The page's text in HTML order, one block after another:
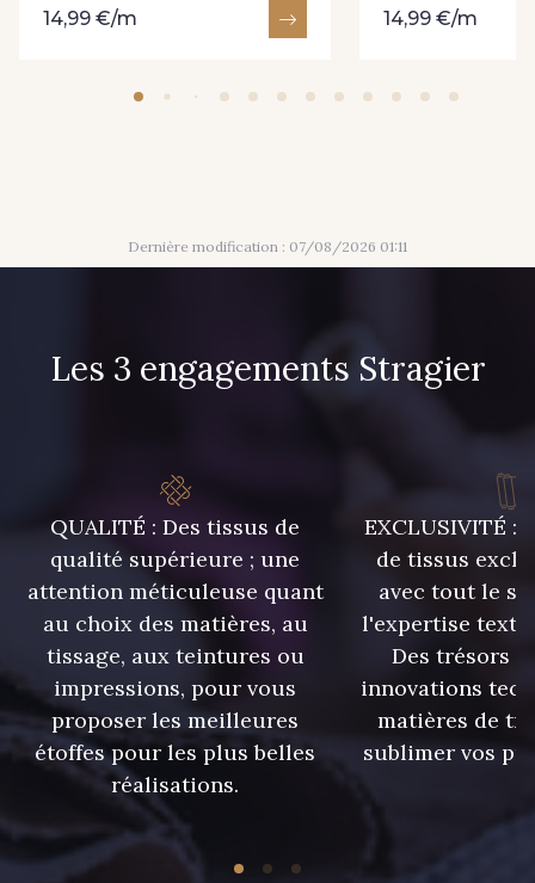
14,99 €/m 14,99 €/m
Dernière modification : 07/08/2026 01:11
Les 3 engagements Stragier
QUALITÉ : Des tissus de
qualité supérieure ; une
attention méticuleuse quant
au choix des matières, au
tissage, aux teintures ou
impressions, pour vous
proposer les meilleures
étoffes pour les plus belles
réalisations.
EXCLUSIVITÉ :
de tissus
avec tout le
l'expertise
Des trésors
innovations
matières de
sublimer vos